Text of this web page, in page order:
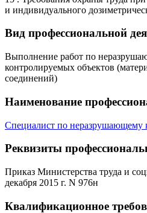
и индивидуального
Вид профессиональной
Выполнение работ по
контролируемых объектов
соединений)
Наименование
Специалист по неразрушающему
Реквизиты
Приказ Министерства труда и
декабря 2015 г. N 976н
Квалификационное